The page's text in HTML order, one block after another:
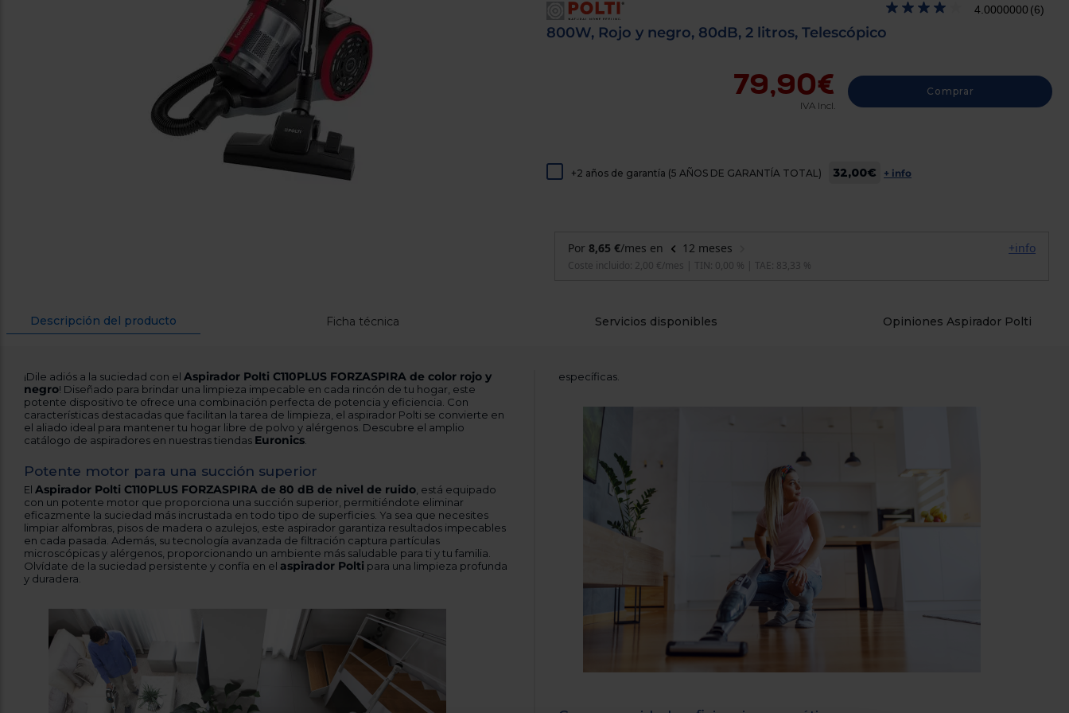
de
dispositivos
táctiles
4.0000000 (6)
800W, Rojo y negro, 80dB, 2 litros, Telescópico
79,90€
IVA Incl.
Comprar
+2 años de garantía (5 AÑOS DE GARANTÍA TOTAL) 32,00€ + info
Descripción del producto Ficha técnica Servicios disponibles Opiniones Aspirador Polti
¡Dile adiós a la suciedad con el Aspirador Polti C110PLUS FORZASPIRA de color rojo y
negro! Diseñado para brindar una limpieza impecable en cada rincón de tu hogar, este
potente dispositivo te ofrece una combinación perfecta de potencia y eficiencia. Con
características destacadas que facilitan la tarea de limpieza, el aspirador Polti se convierte en
el aliado ideal para mantener tu hogar libre de polvo y alérgenos. Descubre el amplio
catálogo de aspiradores en nuestras tiendas Euronics
Potente motor para una succión superior
El Aspirador Polti C110PLUS FORZASPIRA de 80 dB de nivel de ruido , está equipado
con un potente motor que proporciona una succión superior, permitiéndote eliminar
eficazmente la suciedad más incrustada en todo tipo de superficies. Ya sea que necesites
limpiar alfombras, pisos de madera o azulejos, este aspirador garantiza resultados impecables
en cada pasada. Además, su tecnología avanzada de filtración captura partículas
microscópicas y alérgenos, proporcionando un ambiente más saludable para ti y tu familia.
Olvídate de la suciedad persistente y confía en el aspirador Polti para una limpieza profunda
y duradera.
específicas.